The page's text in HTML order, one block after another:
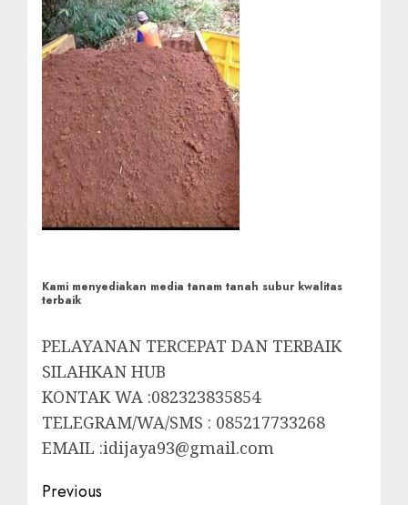
Kami menyediakan media tanam tanah subur kwalitas
terbaik
PELAYANAN TERCEPAT DAN TERBAIK
SILAHKAN HUB
KONTAK WA :082323835854
TELEGRAM/WA/SMS : 085217733268
EMAIL :idijaya93@gmail.com
Post
Previous